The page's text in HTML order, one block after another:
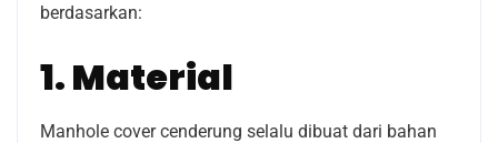
berdasarkan:
1. Material
Manhole cover cenderung selalu dibuat dari bahan